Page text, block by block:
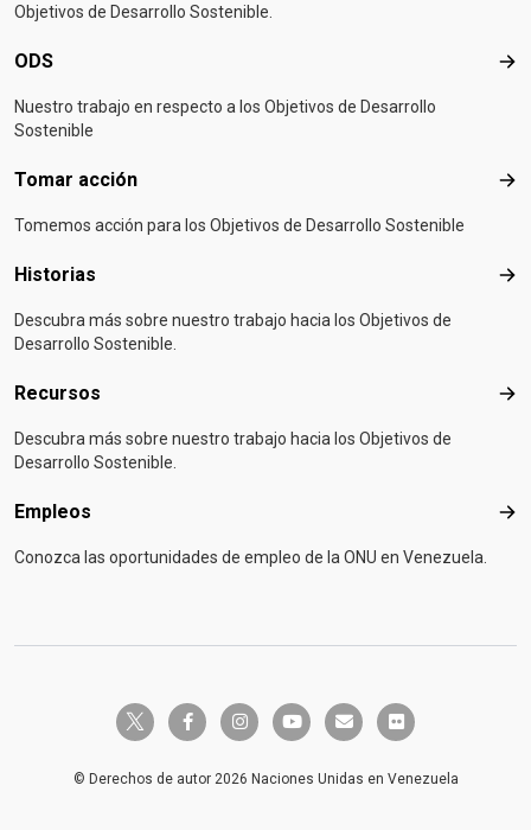
Objetivos de Desarrollo Sostenible.
ODS
Nuestro trabajo en respecto a los Objetivos de Desarrollo
Sostenible
Tomar acción
Tomemos acción para los Objetivos de Desarrollo Sostenible
Historias
Descubra más sobre nuestro trabajo hacia los Objetivos de
Desarrollo Sostenible.
Recursos
Descubra más sobre nuestro trabajo hacia los Objetivos de
Desarrollo Sostenible.
Empleos
Conozca las oportunidades de empleo de la ONU en Venezuela.
twitter-x facebook-finstagramyoutube envelopeflickr
© Derechos de autor 2026 Naciones Unidas en Venezuela